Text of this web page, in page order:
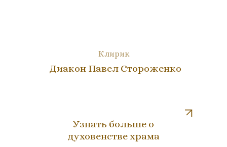
Клирик
Диакон Павел Стороженко
Узнать больше о
духовенстве храма